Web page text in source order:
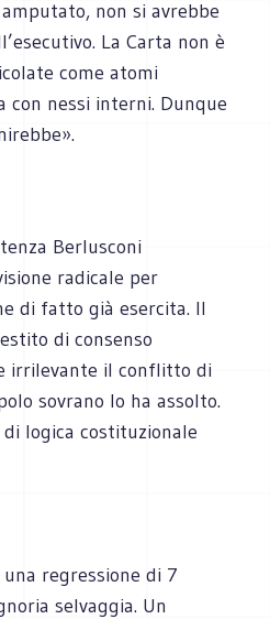
non si avrebbe
La Carta non è
come atomi
con nessi interni. Dunque
Berlusconi
radicale per
di fatto già esercita. Il
di consenso
irrilevante il conflitto di
sovrano lo ha assolto.
logica costituzionale
regressione di 7
selvaggia. Un